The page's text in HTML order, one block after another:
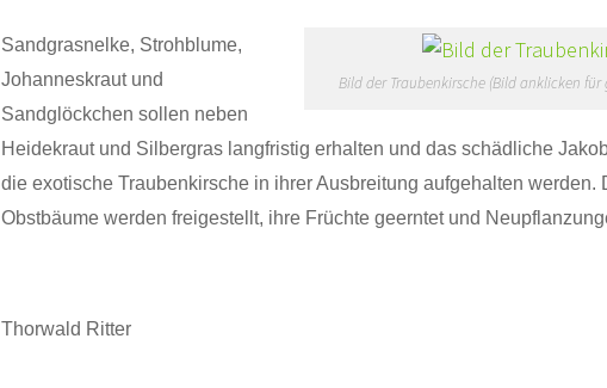
Bild der Traubenkirsche (Bild anklicken
Sandgrasnelke, Strohblume,
Johanneskraut und
Sandglöckchen sollen neben
Heidekraut und Silbergras langfristig erhalten und das schädliche
die exotische Traubenkirsche in ihrer Ausbreitung aufgehalten werden.
Obstbäume werden freigestellt, ihre Früchte geerntet und
Thorwald Ritter